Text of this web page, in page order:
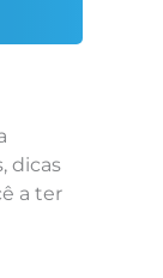
dicas
a ter